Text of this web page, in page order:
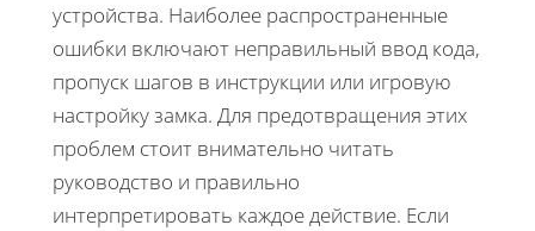
устройства. Наиболее распространенные
ошибки включают неправильный ввод кода,
пропуск шагов в инструкции или игровую
настройку замка. Для предотвращения этих
проблем стоит внимательно читать
руководство и правильно
интерпретировать каждое действие. Если